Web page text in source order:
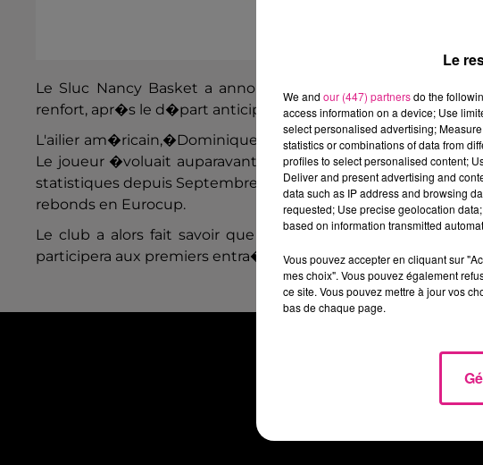
Le Sluc Nancy Basket a annonc� sur
renfort, apr�s le d�part anticip� de Gregory VARGAS.
L'ailier am�ricain,�Dominique SUTTON,s'est engag� avec
Le joueur �voluait auparavant dans le championnat
statistiques depuis Septembre�: 7.4 points, 4.5 rebonds et
rebonds en Eurocup.
Le club a alors fait savoir que le joueur rejoindra le SLUC
participera aux premiers entra�nements avec sa nouvelle
Le
We and our (447) partnersdo the
access information on a device; Use
select personalised advertising;
statistics or combinations of data from
profiles to select personalised content;
Deliver and present advertising and
data such as IP address and browsing
requested; Use precise geolocation
based on information transmitted
Vous pouvez accepter en cliquant sur
mes choix". Vous pouvez également
ce site. Vous pouvez mettre à jour vos
bas de chaque page.